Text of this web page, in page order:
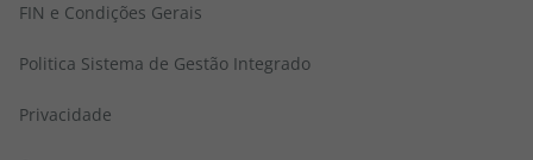
FIN e Condições Gerais
Politica Sistema de Gestão Integrado
Privacidade